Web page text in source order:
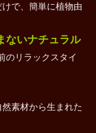
で、簡単に植物由
ないナチュラル
のリラックスタイ
素材から生まれた